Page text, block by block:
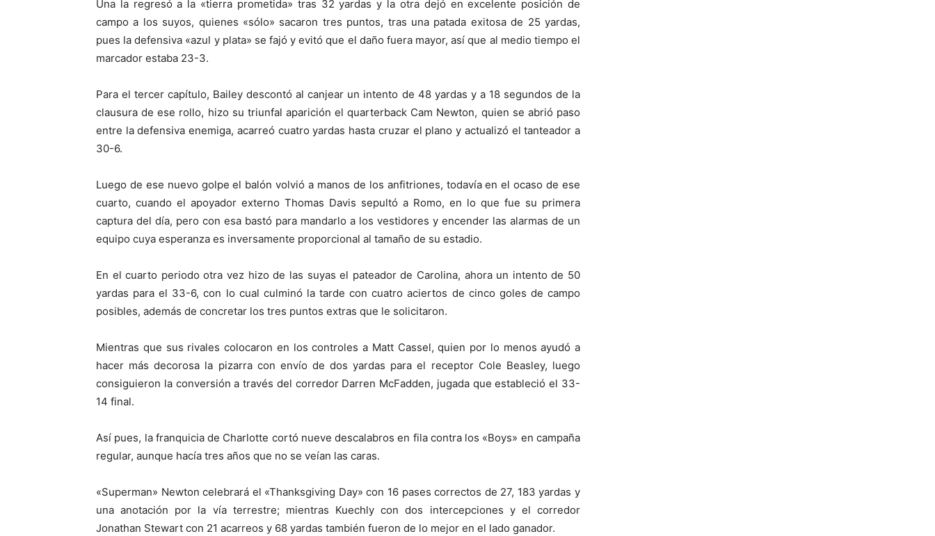
Una la regresó a la «tierra prometida» tras 32 yardas y la otra dejó en excelente posición de
campo a los suyos, quienes «sólo» sacaron tres puntos, tras una patada exitosa de 25 yardas,
pues la defensiva «azul y plata» se fajó y evitó que el daño fuera mayor, así que al medio tiempo el
marcador estaba 23-3.
Para el tercer capítulo, Bailey descontó al canjear un intento de 48 yardas y a 18 segundos de la
clausura de ese rollo, hizo su triunfal aparición el quarterback Cam Newton, quien se abrió paso
entre la defensiva enemiga, acarreó cuatro yardas hasta cruzar el plano y actualizó el tanteador a
30-6.
Luego de ese nuevo golpe el balón volvió a manos de los anfitriones, todavía en el ocaso de ese
cuarto, cuando el apoyador externo Thomas Davis sepultó a Romo, en lo que fue su primera
captura del día, pero con esa bastó para mandarlo a los vestidores y encender las alarmas de un
equipo cuya esperanza es inversamente proporcional al tamaño de su estadio.
En el cuarto periodo otra vez hizo de las suyas el pateador de Carolina, ahora un intento de 50
yardas para el 33-6, con lo cual culminó la tarde con cuatro aciertos de cinco goles de campo
posibles, además de concretar los tres puntos extras que le solicitaron.
Mientras que sus rivales colocaron en los controles a Matt Cassel, quien por lo menos ayudó a
hacer más decorosa la pizarra con envío de dos yardas para el receptor Cole Beasley, luego
consiguieron la conversión a través del corredor Darren McFadden, jugada que estableció el 33-
14 final.
Así pues, la franquicia de Charlotte cortó nueve descalabros en fila contra los «Boys» en campaña
regular, aunque hacía tres años que no se veían las caras.
«Superman» Newton celebrará el «Thanksgiving Day» con 16 pases correctos de 27, 183 yardas y
una anotación por la vía terrestre; mientras Kuechly con dos intercepciones y el corredor
Jonathan Stewart con 21 acarreos y 68 yardas también fueron de lo mejor en el lado ganador.